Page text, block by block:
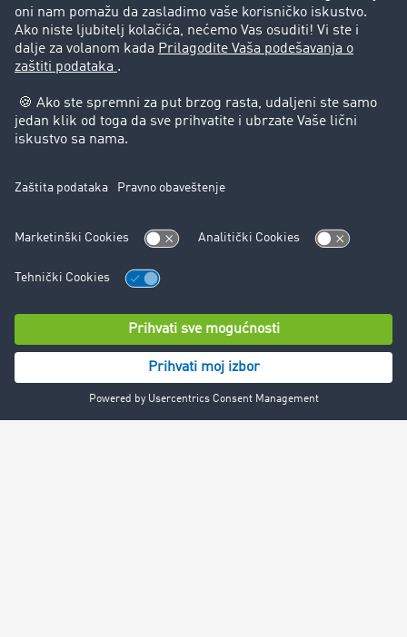
Imate li još pitanja?
Jednostavno kontaktirajte korisničku podršku
TIMOCOMa na broj:
Impressum Zaštita podataka Kolačić-Podešavanja
© TIMOCOM GmbH 2024. Sva prava zadržana